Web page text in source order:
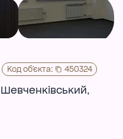
Код об'єкта: 450324
Шевченківський,